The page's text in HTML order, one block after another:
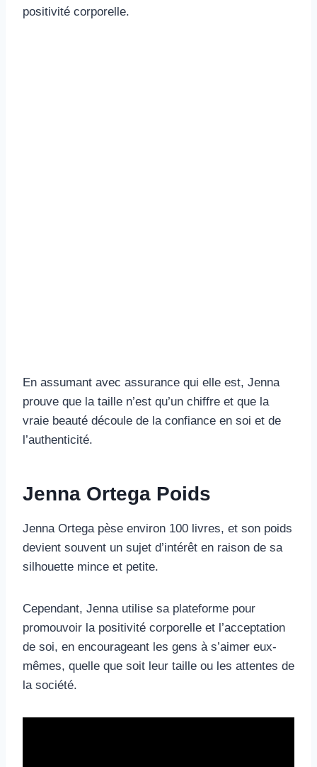
positivité corporelle.
En assumant avec assurance qui elle est, Jenna
prouve que la taille n’est qu’un chiffre et que la
vraie beauté découle de la confiance en soi et de
l’authenticité.
Jenna Ortega Poids
Jenna Ortega pèse environ 100 livres, et son poids
devient souvent un sujet d’intérêt en raison de sa
silhouette mince et petite.
Cependant, Jenna utilise sa plateforme pour
promouvoir la positivité corporelle et l’acceptation
de soi, en encourageant les gens à s’aimer eux-
mêmes, quelle que soit leur taille ou les attentes de
la société.